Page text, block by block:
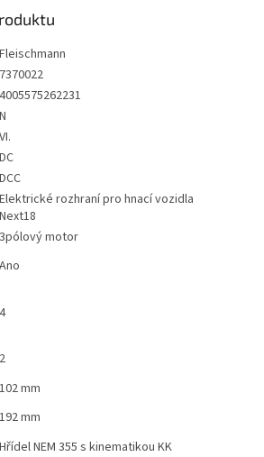
Fleischmann
7370022
4005575262231
N
VI.
DC
DCC
Elektrické rozhraní pro hnací vozidla
Next18
3pólový motor
Ano
4
2
102 mm
192 mm
Hřídel NEM 355 s kinematikou KK